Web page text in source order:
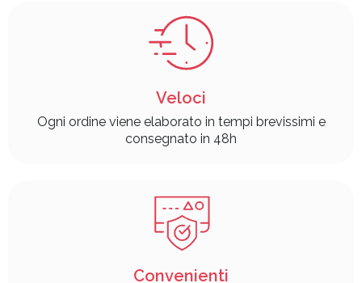
Veloci
Ogni ordine viene elaborato in tempi brevissimi e
consegnato in 48h
Convenienti